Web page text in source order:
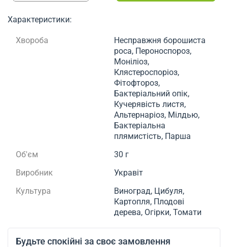
Характеристики:
Хвороба
Несправжня борошиста
роса, Пероноспороз,
Моніліоз,
Клястероспоріоз,
Фітофтороз,
Бактеріальний опік,
Кучерявість листя,
Альтернаріоз, Мілдью,
Бактеріальна
плямистість, Парша
Об'єм
30 г
Виробник
Укравіт
Культура
Виноград, Цибуля,
Картопля, Плодові
дерева, Огірки, Томати
Будьте спокійні за своє замовлення